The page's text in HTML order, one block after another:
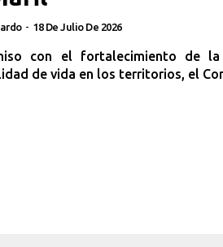
- 18 De Julio De 2026
con el fortalecimiento de la
de vida en los territorios, el